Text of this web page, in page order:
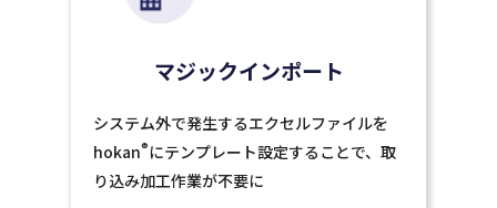
マジックインポート
システム外で発生するエクセルファイルを
hokan®にテンプレート設定することで、取
り込み加工作業が不要に